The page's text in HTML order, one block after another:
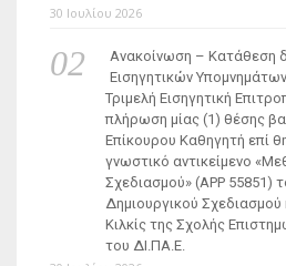
30 Ιουλίου 2026
Ανακοίνωση – Κατάθεση
Εισηγητικών
Τριμελή Εισηγητική
πλήρωση μίας (1) θέσης
Επίκουρου Καθηγητή επί
γνωστικό αντικείμενο
Σχεδιασμού» (ΑΡΡ 55851)
Δημιουργικού Σχεδιασμού
Κιλκίς της Σχολής
του ΔΙ.ΠΑ.Ε.